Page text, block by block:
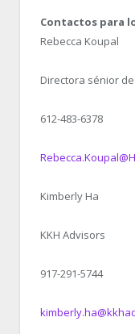
Contactos para
Rebecca Koupal
Directora sénior
612-483-6378
Kimberly Ha
KKH Advisors
917-291-5744